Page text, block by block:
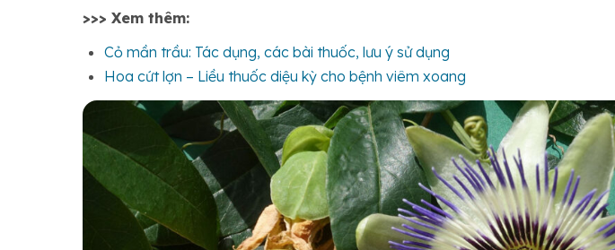
>>> Xem thêm:
Cỏ mần trầu: Tác dụng, các bài thuốc, lưu ý sử dụng
Hoa cứt lợn – Liều thuốc diệu kỳ cho bệnh viêm xoang